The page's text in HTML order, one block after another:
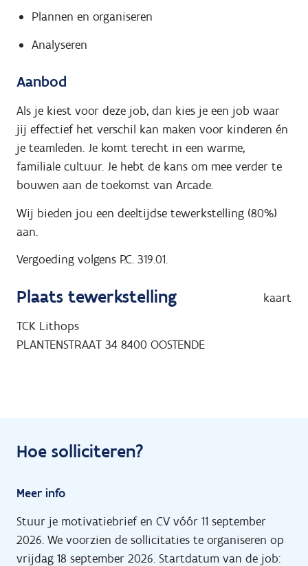
Plannen en organiseren
Analyseren
Aanbod
Als je kiest voor deze job, dan kies je een job waar
jij effectief het verschil kan maken voor kinderen én
je teamleden. Je komt terecht in een warme,
familiale cultuur. Je hebt de kans om mee verder te
bouwen aan de toekomst van Arcade.
Wij bieden jou een deeltijdse tewerkstelling (80%)
aan.
Vergoeding volgens P.C. 319.01.
Plaats tewerkstelling
kaart
TCK Lithops
PLANTENSTRAAT 34 8400 OOSTENDE
Hoe solliciteren?
Meer info
Stuur je motivatiebrief en CV vóór 11 september
2026. We voorzien de sollicitaties te organiseren op
vrijdag 18 september 2026. Startdatum van de job: